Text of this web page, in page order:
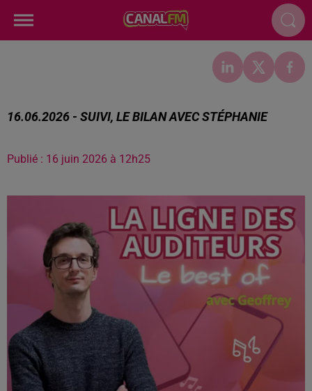
16.06.2026 - SUIVI, LE BILAN AVEC STÉPHANIE
Publié : 16 juin 2026 à 12h25